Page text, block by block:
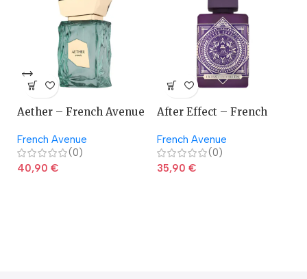
Aether – French Avenue
French Avenue
(0)
40,90 €
After Effect – French
French Avenue
(0)
35,90 €